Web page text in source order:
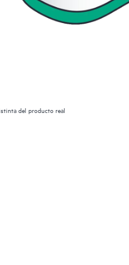
del producto real